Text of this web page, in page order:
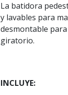
La batidora
y lavables para
desmontable
giratorio.
INCLUYE: